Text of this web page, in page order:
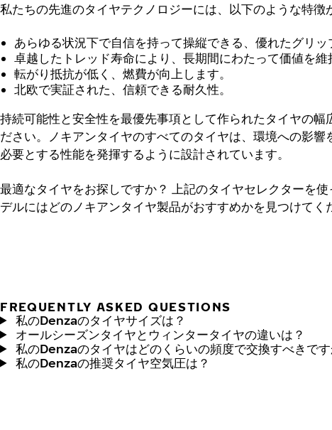
私たちの先進のタイヤテクノロジーには、以下のような特徴
あらゆる状況下で自信を持って操縦できる、優れたグリッ
卓越したトレッド寿命により、長期間にわたって価値を維
転がり抵抗が低く、燃費が向上します。
北欧で実証された、信頼できる耐久性。
持続可能性と安全性を最優先事項として作られたタイヤの幅
ださい。ノキアンタイヤのすべてのタイヤは、環境への影
必要とする性能を発揮するように設計されています。
最適なタイヤをお探しですか？
上記のタイヤセレクターを
デルにはどのノキアンタイヤ製品がおすすめかを見つけてく
FREQUENTLY ASKED QUESTIONS
私のDenzaのタイヤサイズは？
オールシーズンタイヤとウィンタータイヤの違いは？
私のDenzaのタイヤはどのくらいの頻度で交換すべきです
私のDenzaの推奨タイヤ空気圧は？